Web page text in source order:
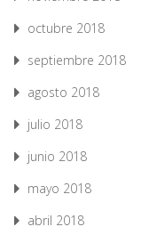
octubre 2018
septiembre 2018
agosto 2018
julio 2018
junio 2018
mayo 2018
abril 2018